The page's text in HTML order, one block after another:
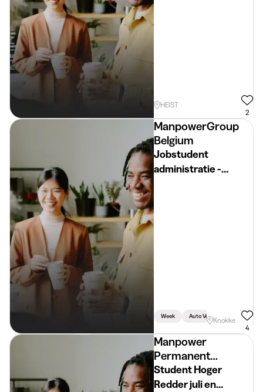
Knokke-Heist
HEIST
2
ManpowerGroup
Belgium
Jobstudent
administratie -
augustus)
Week Auto Vereist Rijbewijs
Knokke
4
Manpower
Permanent
Placement
Student Hoger
Redder juli en